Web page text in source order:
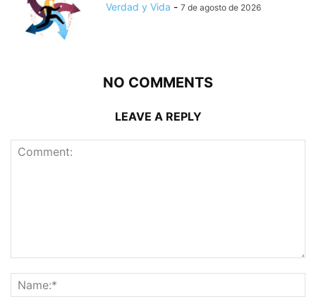
Verdad y Vida - 7 de agosto de 2026
NO COMMENTS
LEAVE A REPLY